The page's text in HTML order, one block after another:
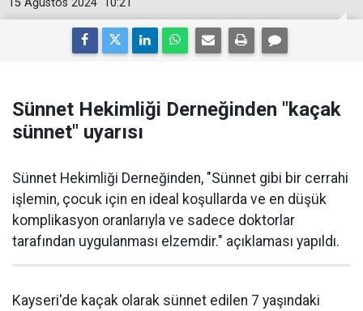
10:21
15 Ağustos 2024
Sünnet Hekimliği Derneğinden "kaçak
sünnet" uyarısı
Sünnet Hekimliği Derneğinden, "Sünnet gibi bir cerrahi
işlemin, çocuk için en ideal koşullarda ve en düşük
komplikasyon oranlarıyla ve sadece doktorlar
tarafından uygulanması elzemdir." açıklaması yapıldı.
Kayseri'de kaçak olarak sünnet edilen 7 yaşındaki